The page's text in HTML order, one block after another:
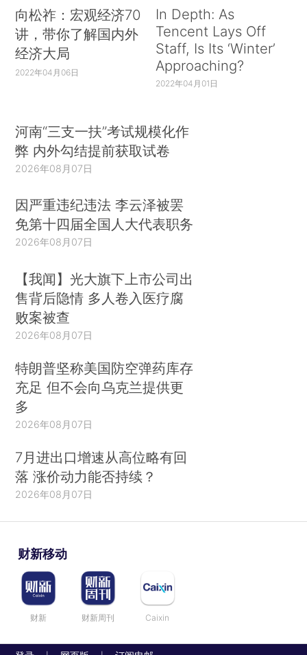
向松祚：宏观经济70
讲，带你了解国内外
经济大局
2022年04月06日
In Depth: As
Tencent Lays Off
Staff, Is Its ‘Winter’
Approaching?
2022年04月01日
河南“三支一扶”考试规模化作
弊 内外勾结提前获取试卷
2026年08月07日
因严重违纪违法 李云泽被罢
免第十四届全国人大代表职务
2026年08月07日
【我闻】光大旗下上市公司出
售背后隐情 多人卷入医疗腐
败案被查
2026年08月07日
特朗普坚称美国防空弹药库存
充足 但不会向乌克兰提供更
多
2026年08月07日
7月进出口增速从高位略有回
落 涨价动力能否持续？
2026年08月07日
财新移动
财新 财新周刊 Caixin